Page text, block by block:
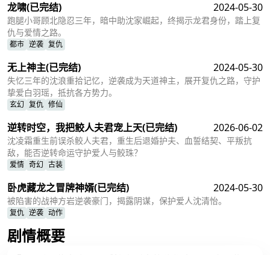
龙啸(已完结) 2024-05-30
跑腿小哥顾北隐忍三年，暗中助沈家崛起，终揭示龙君身份，踏上复
仇与爱情之路。
都市 逆袭 复仇
无上神主(已完结) 2024-05-30
失忆三年的沈浪重拾记忆，逆袭成为天道神主，展开复仇之路，守护
挚爱白羽瑶，抵抗各方势力。
玄幻 复仇 修仙
逆转时空，我把鲛人夫君宠上天(已完结) 2026-06-02
沈凌霜重生前误杀鲛人夫君，重生后退婚护夫、血誓结契、平叛抗
敌，能否逆转命运守护爱人与鲛珠？
爱情 奇幻 古装
卧虎藏龙之冒牌神婿(已完结) 2024-05-30
被陷害的战神方岩逆袭豪门，揭露阴谋，保护爱人沈清怡。
复仇 逆袭 动作
剧情概要